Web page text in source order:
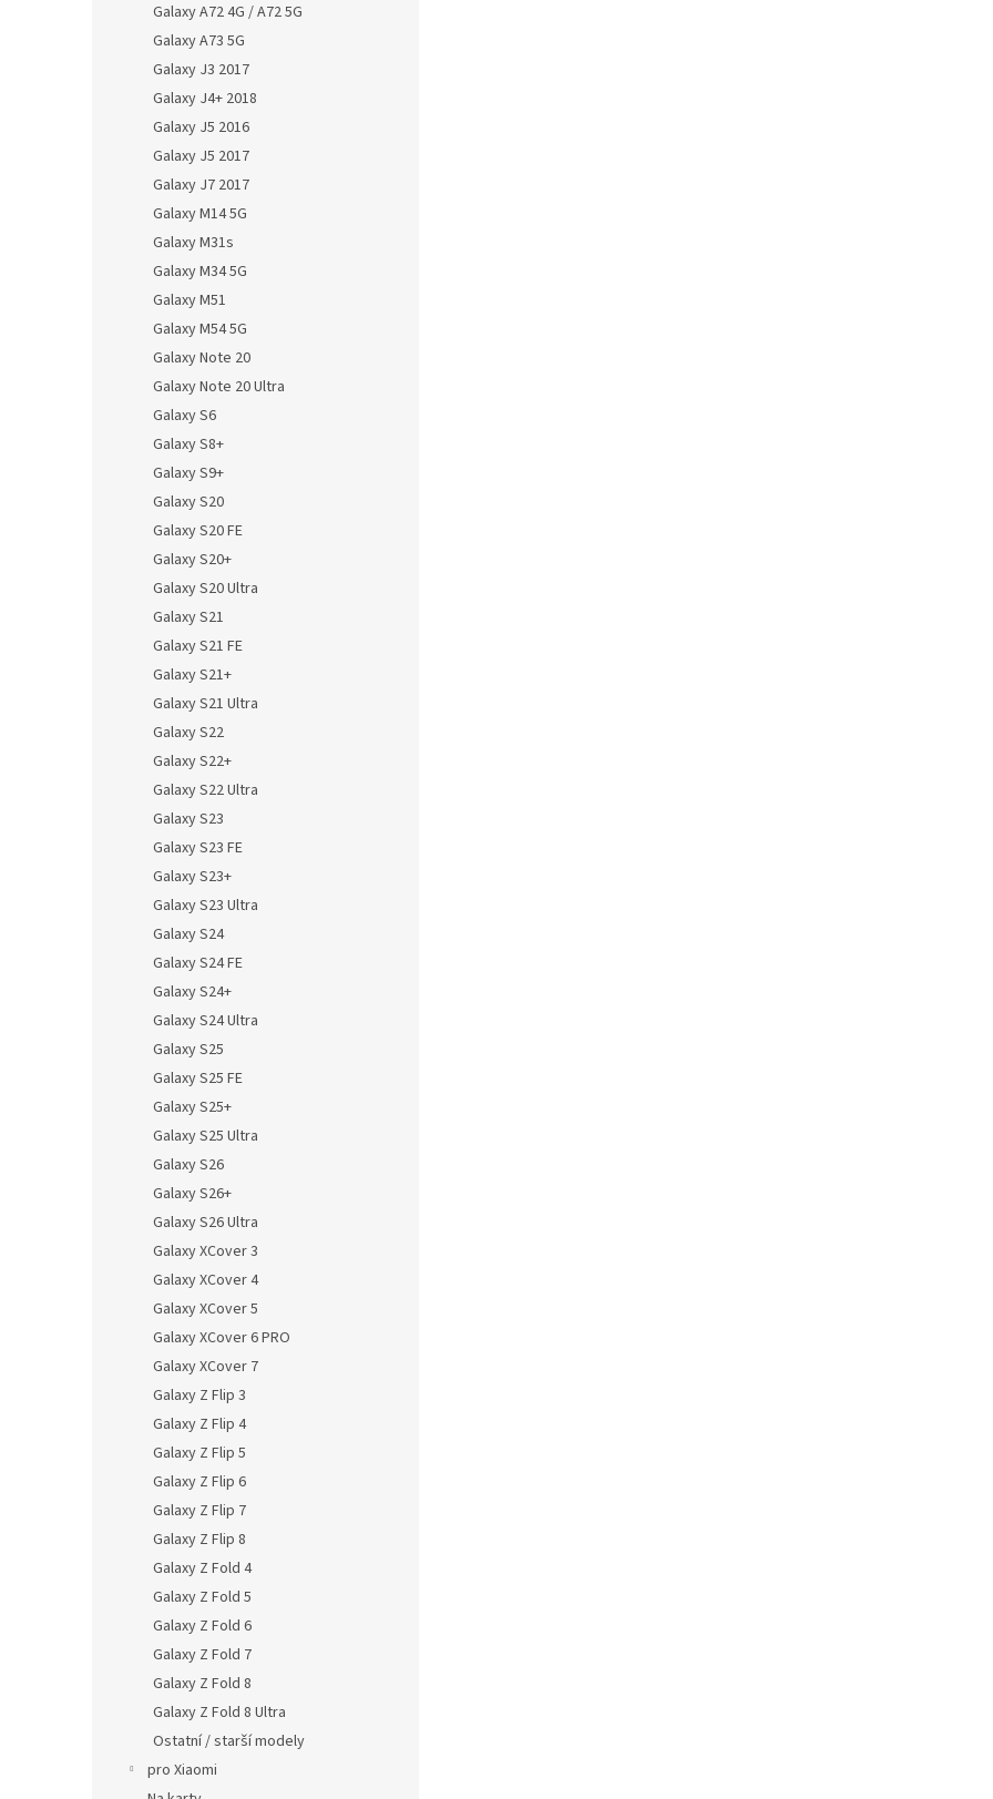
Galaxy A72 4G / A72 5G
Galaxy A73 5G
Galaxy J3 2017
Galaxy J4+ 2018
Galaxy J5 2016
Galaxy J5 2017
Galaxy J7 2017
Galaxy M14 5G
Galaxy M31s
Galaxy M34 5G
Galaxy M51
Galaxy M54 5G
Galaxy Note 20
Galaxy Note 20 Ultra
Galaxy S6
Galaxy S8+
Galaxy S9+
Galaxy S20
Galaxy S20 FE
Galaxy S20+
Galaxy S20 Ultra
Galaxy S21
Galaxy S21 FE
Galaxy S21+
Galaxy S21 Ultra
Galaxy S22
Galaxy S22+
Galaxy S22 Ultra
Galaxy S23
Galaxy S23 FE
Galaxy S23+
Galaxy S23 Ultra
Galaxy S24
Galaxy S24 FE
Galaxy S24+
Galaxy S24 Ultra
Galaxy S25
Galaxy S25 FE
Galaxy S25+
Galaxy S25 Ultra
Galaxy S26
Galaxy S26+
Galaxy S26 Ultra
Galaxy XCover 3
Galaxy XCover 4
Galaxy XCover 5
Galaxy XCover 6 PRO
Galaxy XCover 7
Galaxy Z Flip 3
Galaxy Z Flip 4
Galaxy Z Flip 5
Galaxy Z Flip 6
Galaxy Z Flip 7
Galaxy Z Flip 8
Galaxy Z Fold 4
Galaxy Z Fold 5
Galaxy Z Fold 6
Galaxy Z Fold 7
Galaxy Z Fold 8
Galaxy Z Fold 8 Ultra
Ostatní / starší modely
pro Xiaomi